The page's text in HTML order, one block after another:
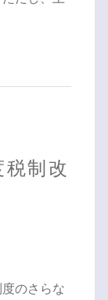
税制改
のさらな